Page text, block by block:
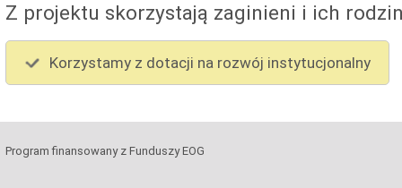
Z projektu skorzystają zaginieni i ich
Korzystamy z dotacji na rozwój instytucjonalny
Program finansowany z Funduszy EOG